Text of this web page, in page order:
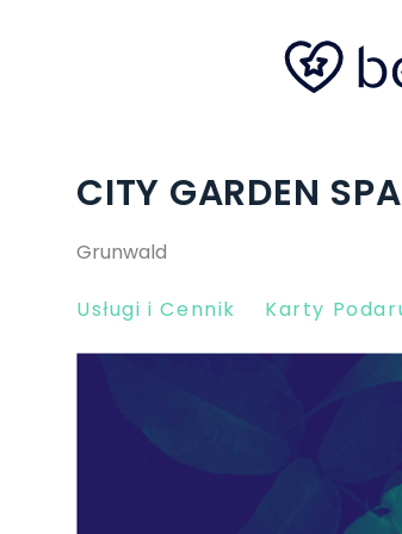
CITY GARDEN
Grunwald
Usługi i Cennik Karty